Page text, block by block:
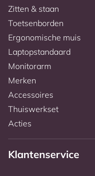
Zitten & staan
Toetsenborden
Ergonomische muis
Laptopstandaard
Monitorarm
Merken
Accessoires
Thuiswerkset
Acties
Klantenservice